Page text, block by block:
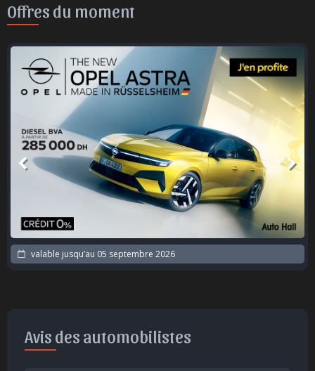
Offres du moment
valable jusqu’au 10 septembre 2026
Avis des automobilistes